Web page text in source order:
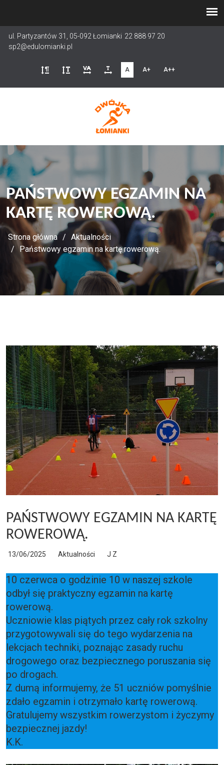
treści
ul. Partyzantów 31, 05-092 Łomianki 22 888 97 20
sp2@edulomianki.pl
A A+ A++
PAŃSTWOWY EGZAMIN NA
KARTĘ ROWEROWĄ.
Strona główna
Aktualności
Państwowy egzamin na kartę rowerową.
PAŃSTWOWY EGZAMIN NA KARTĘ
ROWEROWĄ.
13/06/2025 Aktualności J Z
10 czerwca o godzinie 10 w naszej szkole
odbył się praktyczny egzamin na kartę
rowerową.
Uczniowie klas piątych przez cały rok szkolny
przygotowywali się do tego wydarzenia na
lekcjach techniki, poznając zasady ruchu
drogowego oraz bezpiecznego poruszania się
po drogach.
Z dumą informujemy, że 51 uczniów pomyślnie
zdało egzamin i otrzymało kartę rowerową.
Gratulujemy wszystkim rowerzystom i życzymy
bezpiecznej jazdy!
K.K.